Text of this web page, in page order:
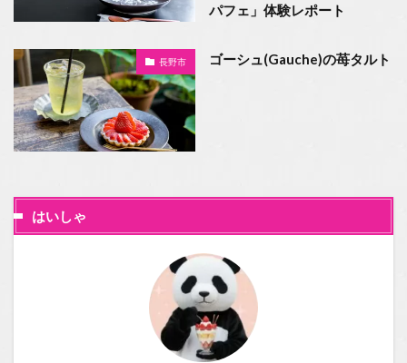
パフェ」体験レポート
長野市 ゴーシュ(Gauche)の苺タルト
はいしゃ